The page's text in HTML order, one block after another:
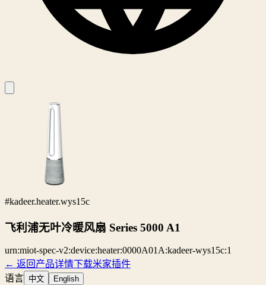
#kadeer.heater.wys15c
飞利浦无叶冷暖风扇 Series 5000 A1
urn:miot-spec-v2:device:heater:0000A01A:kadeer-wys15c:1
← 返回产品详情下载米家插件
语言 中文 English